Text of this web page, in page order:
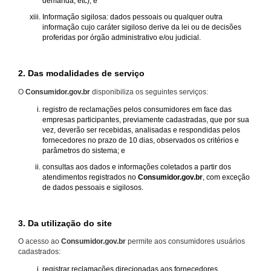
Informação sigilosa: dados pessoais ou qualquer outra
informação cujo caráter sigiloso derive da lei ou de decisões
proferidas por órgão administrativo e/ou judicial.
2. Das modalidades de serviço
O Consumidor.gov.br disponibiliza os seguintes serviços:
registro de reclamações pelos consumidores em face das
empresas participantes, previamente cadastradas, que por sua
vez, deverão ser recebidas, analisadas e respondidas pelos
fornecedores no prazo de 10 dias, observados os critérios e
parâmetros do sistema; e
consultas aos dados e informações coletados a partir dos
atendimentos registrados no Consumidor.gov.br , com exceção
de dados pessoais e sigilosos.
3. Da utilização do site
O acesso ao Consumidor.gov.br permite aos consumidores usuários
cadastrados:
registrar reclamações direcionadas aos fornecedores